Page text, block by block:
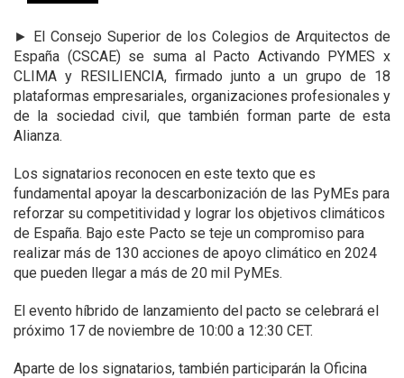
► El Consejo Superior de los Colegios de Arquitectos de
España (CSCAE) se suma al Pacto Activando PYMES x
CLIMA y RESILIENCIA, firmado junto a un grupo de 18
plataformas empresariales, organizaciones profesionales y
de la sociedad civil, que también forman parte de esta
Alianza.
Los signatarios reconocen en este texto que es
fundamental apoyar la descarbonización de las PyMEs para
reforzar su competitividad y lograr los objetivos climáticos
de España. Bajo este Pacto se teje un compromiso para
realizar más de 130 acciones de apoyo climático en 2024
que pueden llegar a más de 20 mil PyMEs.
El evento híbrido de lanzamiento del pacto se celebrará el
próximo 17 de noviembre de 10:00 a 12:30 CET.
Aparte de los signatarios, también participarán la Oficina